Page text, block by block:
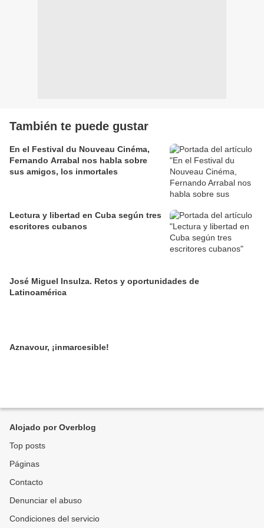
También te puede gustar
En el Festival du Nouveau Cinéma,
Fernando Arrabal nos habla sobre
sus amigos, los inmortales
Lectura y libertad en Cuba según tres
escritores cubanos
José Miguel Insulza. Retos y oportunidades de
Latinoamérica
Aznavour, ¡inmarcesible!
Alojado por Overblog
Top posts
Páginas
Contacto
Denunciar el abuso
Condiciones del servicio